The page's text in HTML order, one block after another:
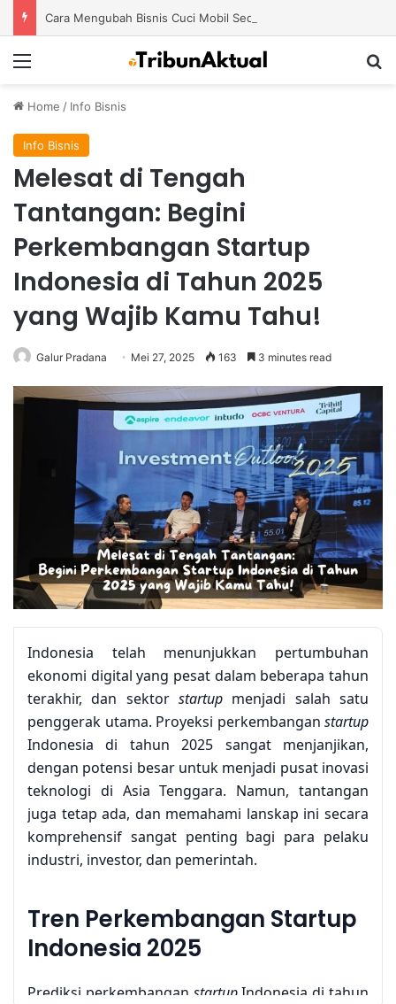
Home / Info Bisnis
Info Bisnis
Melesat di Tengah
Tantangan: Begini
Perkembangan Startup
Indonesia di Tahun 2025
yang Wajib Kamu Tahu!
Galur Pradana Mei 27, 2025 163 3 minutes read
Indonesia telah menunjukkan pertumbuhan
ekonomi digital yang pesat dalam beberapa tahun
terakhir, dan sektor startup menjadi salah satu
penggerak utama. Proyeksi perkembangan startup
Indonesia di tahun 2025 sangat menjanjikan,
dengan potensi besar untuk menjadi pusat inovasi
teknologi di Asia Tenggara. Namun, tantangan
juga tetap ada, dan memahami lanskap ini secara
komprehensif sangat penting bagi para pelaku
industri, investor, dan pemerintah.
Tren Perkembangan Startup
Indonesia 2025
Prediksi perkembangan startupIndonesia di tahun